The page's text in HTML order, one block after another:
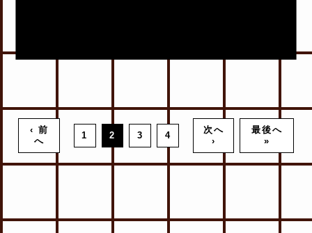
‹ 前
へ
1 2 3 4
次へ
›
最後へ
»